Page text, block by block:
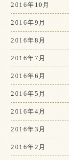
2016年10月
2016年9月
2016年8月
2016年7月
2016年6月
2016年5月
2016年4月
2016年3月
2016年2月